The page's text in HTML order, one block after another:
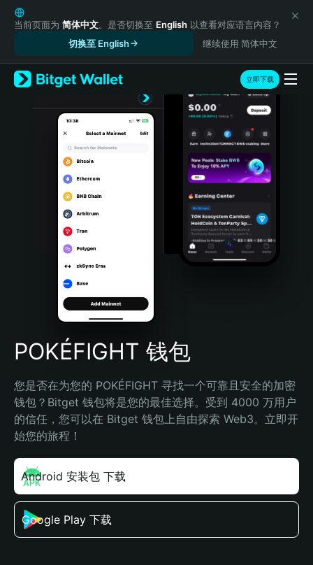
English
日本語
Русский
Español (Latinoamérica)
Türkçe
Português (Portugal)
Bahasa Indonesia
Português (Brasil)
Español (Argentina)
当前页面为 简体中文。是否切换至 English 以查看对应语言内容？
切换至 English
继续使用 简体中文
立即下载
POKÉFIGHT 钱包
您是否在为您的 POKÉFIGHT 寻找一个可靠且安全的加密
钱包？Bitget 钱包将是您的最佳选择。受到 4000 万用户
的信任，您可以在 Bitget 钱包上自由探索 Web3。立即开
始您的旅程！
Android 安装包 下载
Google Play 下载